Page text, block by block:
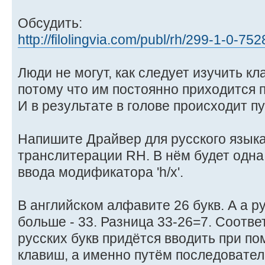
Обсудить:
http://filolingvia.com/publ/rh/299-1-0-
Люди не могут, как следует изучить
потому что им постоянно
И в результате в голове происходит
Напишите Драйвер для русского
транслитерации RH. В нём будет
ввода модификатора 'h/х'.
В английском алфавите 26 букв. А а
больше - 33. Разница 33-26=7.
русских букв придётся вводить при
клавиш, а именно путём